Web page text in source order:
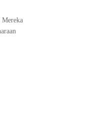
Mereka